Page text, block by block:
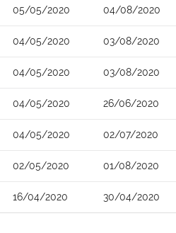
05/05/2020 04/08/2020
04/05/2020 03/08/2020
04/05/2020 03/08/2020
04/05/2020 26/06/2020
04/05/2020 02/07/2020
02/05/2020 01/08/2020
16/04/2020 30/04/2020